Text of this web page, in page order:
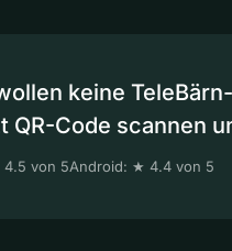
keine
QR-Code scannen
4.5 von 5Android: ★ 4.4 von 5